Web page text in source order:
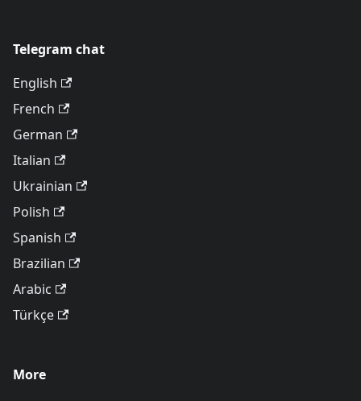
Telegram chat
English
French
German
Italian
Ukrainian
Polish
Spanish
Brazilian
Arabic
Türkçe
More